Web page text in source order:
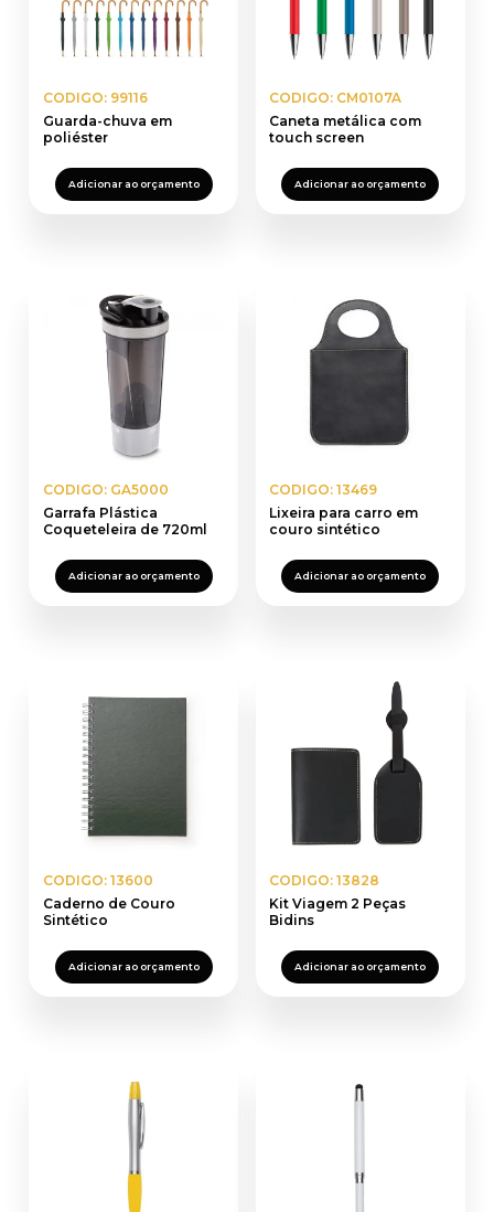
CODIGO: 99116
Guarda-chuva em
poliéster
Adicionar ao orçamento
CODIGO: CM0107A
Caneta metálica com
touch screen
Adicionar ao orçamento
CODIGO: GA5000
Garrafa Plástica
Coqueteleira de 720ml
Adicionar ao orçamento
CODIGO: 13469
Lixeira para carro em
couro sintético
Adicionar ao orçamento
CODIGO: 13600
Caderno de Couro
Sintético
Adicionar ao orçamento
CODIGO: 13828
Kit Viagem 2 Peças
Bidins
Adicionar ao orçamento